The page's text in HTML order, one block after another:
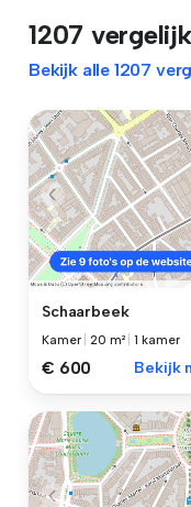
1207
Bekijk alle 1207
Schaarbeek
Kamer |20 m² |1 kamer
€ 600 Bekijk